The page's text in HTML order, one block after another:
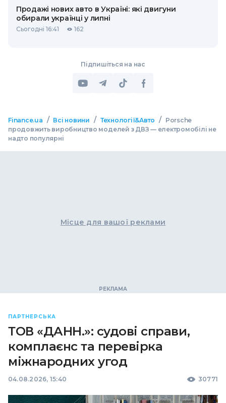
Продажі нових авто в Україні: які двигуни
обирали українці у липні
Сьогодні 16:41 162
Підпишіться на нас
Finance.ua / Всі новини / Технології&Авто /
Porsche
продовжить виробництво моделей з ДВЗ — електромобілі не
надто популярні
Місце для вашої реклами
ПАРТНЕРСЬКА
ТОВ «ДАНН.»: судові справи,
комплаєнс та перевірка
міжнародних угод
04.08.2026, 15:40 30771